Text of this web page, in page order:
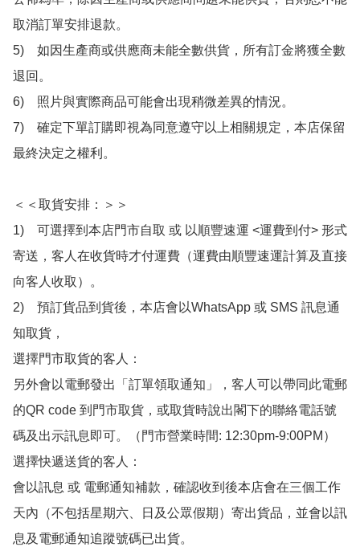
取消訂單安排退款。
5)　如因生產商或供應商未能全數供貨，所有訂金將獲全數
退回。
6)　照片與實際商品可能會出現稍微差異的情況。
7)　確定下單訂購即視為同意遵守以上相關規定，本店保留
最終決定之權利。
＜＜取貨安排：＞＞
1)　可選擇到本店門市自取 或 以順豐速運 <運費到付> 形式
寄送，客人在收貨時才付運費（運費由順豐速運計算及直接
向客人收取）。
2)　預訂貨品到貨後，本店會以WhatsApp 或 SMS 訊息通
知取貨，
選擇門市取貨的客人：
另外會以電郵發出「訂單領取通知」，客人可以帶同此電郵
的QR code 到門市取貨，或取貨時說出閣下的聯絡電話號
碼及出示訊息即可。（門市營業時間: 12:30pm-9:00PM）
選擇快遞送貨的客人：
會以訊息 或 電郵通知補款，確認收到後本店會在三個工作
天內（不包括星期六、日及公眾假期）寄出貨品，並會以訊
息及電郵通知追蹤號碼已出貨。